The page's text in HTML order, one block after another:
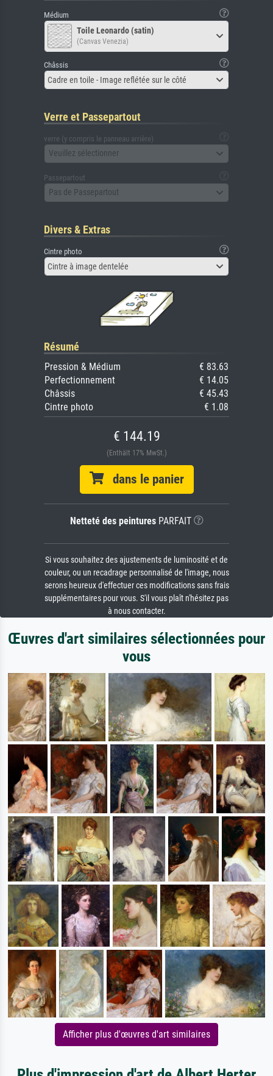
Médium
Toile Leonardo (satin)
(Canvas Venezia)
Châssis
Cadre en toile - Image reflétée sur le côté
Verre et Passepartout
verre (y compris le panneau arrière)
Veuillez sélectionner
Passepartout
Pas de Passepartout
Divers & Extras
Cintre photo
Cintre à image dentelée
Résumé
Pression & Médium
€ 83.63
Perfectionnement
€ 14.05
Châssis
€ 45.43
Cintre photo
€ 1.08
€ 144.19
(Enthält 17% MwSt.)
dans le panier
Netteté des peinturesPARFAIT
Si vous souhaitez des ajustements de luminosité et de
couleur, ou un recadrage personnalisé de l'image, nous
serons heureux d'effectuer ces modifications sans frais
supplémentaires pour vous. S'il vous plaît n'hésitez pas
à nous contacter.
Œuvres d'art similaires sélectionnées pour
vous
Afficher plus d'œuvres d'art similaires